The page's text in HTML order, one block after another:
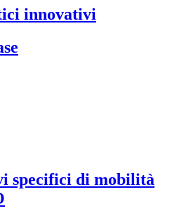
innovativi
specifici di mobilità